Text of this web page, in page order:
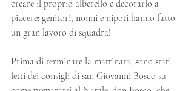
creare il proprio alberello e decorarlo a
piacere: genitori, nonni e nipoti hanno fatto
un gran lavoro di squadra!
Prima di terminare la mattinata, sono stati
letti dei consigli di san Giovanni Bosco su